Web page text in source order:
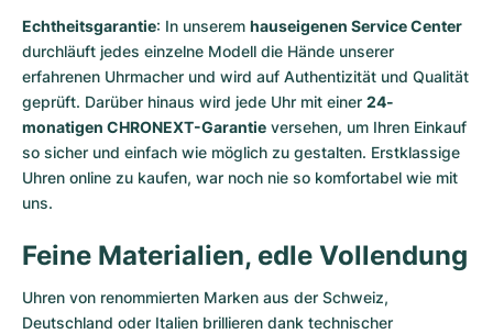
Echtheitsgarantie: In unserem hauseigenen Service Center
durchläuft jedes einzelne Modell die Hände unserer
erfahrenen Uhrmacher und wird auf Authentizität und Qualität
geprüft. Darüber hinaus wird jede Uhr mit einer 24-
monatigen CHRONEXT-Garantie versehen, um Ihren Einkauf
so sicher und einfach wie möglich zu gestalten. Erstklassige
Uhren online zu kaufen, war noch nie so komfortabel wie mit
uns.
Feine Materialien, edle Vollendung
Uhren von renommierten Marken aus der Schweiz,
Deutschland oder Italien brillieren dank technischer